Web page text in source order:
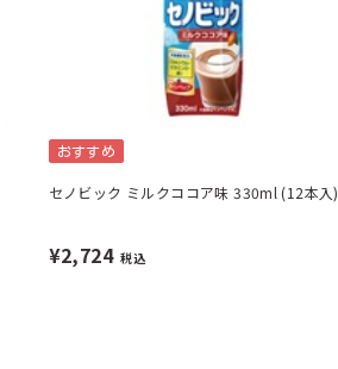
おすすめ
セノビック ミルクココア味 330ml (12本入)
¥2,724 税込